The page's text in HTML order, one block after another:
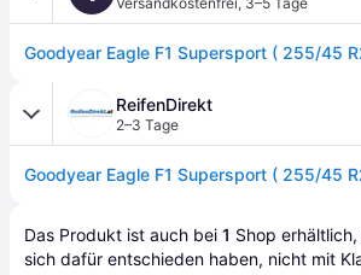
ReifenDirekt
2–3 Tage
Das Produkt ist auch bei 1 Shop
sich dafür entschieden haben, nicht mit